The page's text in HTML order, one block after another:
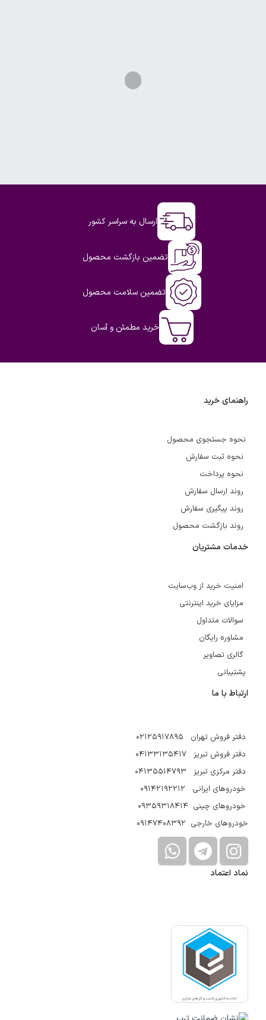
ارسال به سراسر کشور
تضمین بازگشت محصول
تضمین سلامت محصول
خرید مطمئن و آسان
راهنمای خرید
نحوه جستجوی محصول
نحوه ثبت سفارش
نحوه پرداخت
روند ارسال سفارش
روند پیگیری سفارش
روند بازگشت محصول
خدمات مشتریان
امنیت خرید از وب‌سایت
مزایای خرید اینترنتی
سوالات متداول
مشاوره رایگان
گالری تصاویر
پشتیبانی
ارتباط با ما
دفتر فروش تهران 02125917895
دفتر فروش تبریز 04133135417
دفتر مرکزی تبریز 04135514793
خودروهای ایرانی 09142192212
خودروهای چینی 09359318414
خودروهای خارجی 09147408392
نماد اعتماد